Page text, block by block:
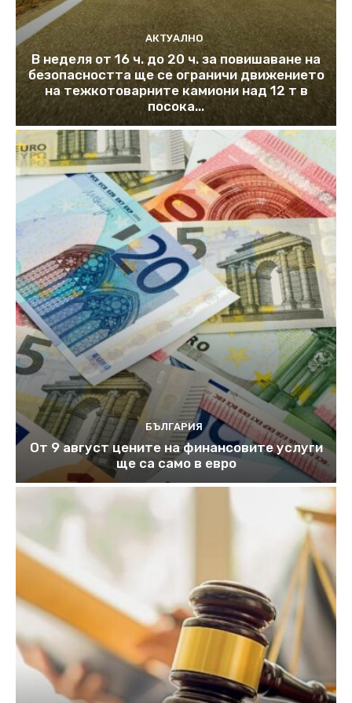
АКТУАЛНО
В неделя от 16 ч. до 20 ч. за повишаване на
безопасността ще се ограничи движението
на тежкотоварните камиони над 12 т в
посока...
БЪЛГАРИЯ
От 9 август цените на финансовите услуги
ще са само в евро